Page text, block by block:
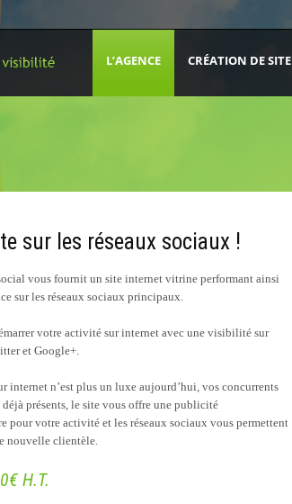
L’AGENCE CRÉATION DE SITE
sur les réseaux sociaux !
vous fournit un site internet vitrine performant ainsi
sur les réseaux sociaux principaux.
votre activité sur internet avec une visibilité sur
et Google+.
internet n’est plus un luxe aujourd’hui, vos concurrents
déjà présents, le site vous offre une publicité
pour votre activité et les réseaux sociaux vous permettent
nouvelle clientèle.
H.T.